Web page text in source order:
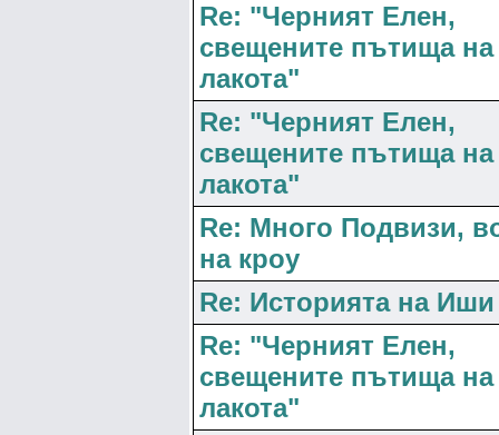
Re: "Черният Елен,
свещените пътища на
лакота"
Re: "Черният Елен,
свещените пътища на
лакота"
Re: Много Подвизи,
на кроу
Re: Историята на Иши
Re: "Черният Елен,
свещените пътища на
лакота"